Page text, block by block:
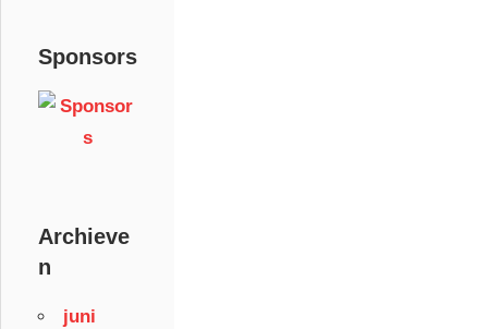
Sponsors
Archieve
n
juni